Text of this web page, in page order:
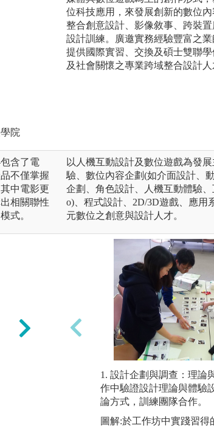
院
位科技應用，來發展創新的數位
整合創意設計、影像敘事、跨裝
設計訓練。廣邀實務經驗豐富之
提供國際實習、交換及碩士雙聯
及社會關懷之專業跨域整合設計人
含了電
不僅掌握
中電影更
相關聯性
式。
以人機互動設計及數位遊戲為發
驗、數位內容企劃(如介面設計、
企劃、角色設計、人機互動體驗
o)、程式設計、2D/3D遊戲、應用
元數位之創意與設計人才。
【電影實務拍攝】 為本系最主要
一，藉由上課學得基礎知識後，
組，以好萊塢的手法與專業分工
提供之電影級專業設備，來進行
前期規劃、拍攝執行階段、後製
1. 設計企劃與調查：理論
作中驗證設計理論與體驗
論方式，訓練團隊合作。
圖解:於工作坊中實踐習得